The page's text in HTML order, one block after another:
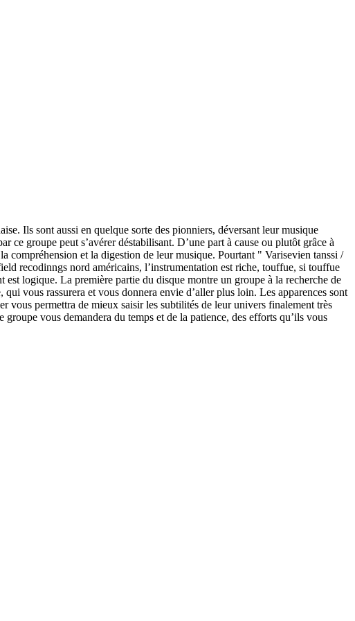
Ils sont aussi en quelque sorte des pionniers, déversant leur musique
groupe peut s’avérer déstabilisant. D’une part à cause ou plutôt grâce à
compréhension et la digestion de leur musique. Pourtant " Varisevien tanssi /
recodinngs nord américains, l’instrumentation est riche, touffue, si touffue
logique. La première partie du disque montre un groupe à la recherche de
vous rassurera et vous donnera envie d’aller plus loin. Les apparences sont
vous permettra de mieux saisir les subtilités de leur univers finalement très
vous demandera du temps et de la patience, des efforts qu’ils vous